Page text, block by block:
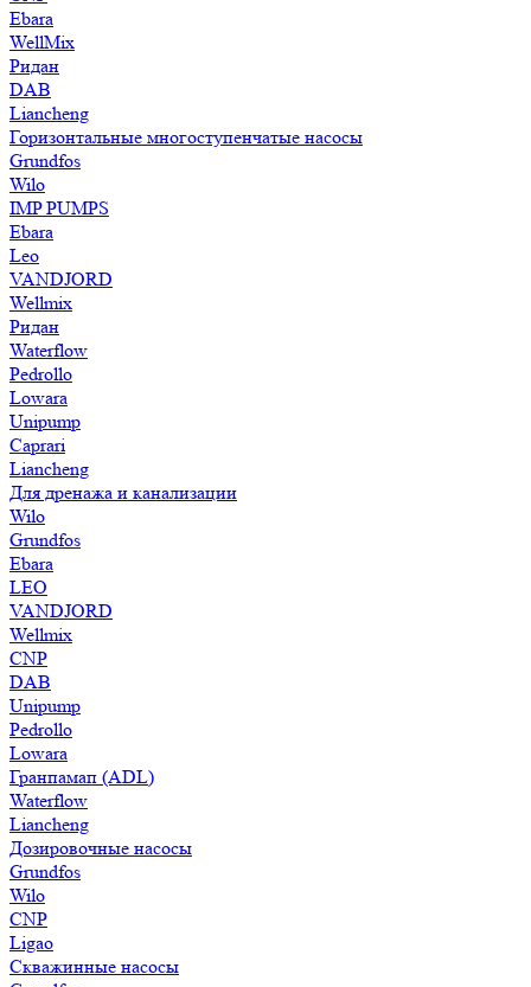
Ebara
WellMix
Ридан
DAB
Liancheng
Горизонтальные многоступенчатые насосы
Grundfos
Wilo
IMP PUMPS
Ebara
Leo
VANDJORD
Wellmix
Ридан
Waterflow
Pedrollo
Lowara
Unipump
Caprari
Liancheng
Для дренажа и канализации
Wilo
Grundfos
Ebara
LEO
VANDJORD
Wellmix
CNP
DAB
Unipump
Pedrollo
Lowara
Гранпамап (ADL)
Waterflow
Liancheng
Дозировочные насосы
Grundfos
Wilo
CNP
Ligao
Скважинные насосы